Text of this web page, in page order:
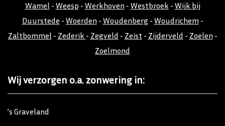
Wamel - Weesp - Werkhoven - Westbroek - Wijk bij
Duurstede - Woerden - Woudenberg - Woudrichem -
Zaltbommel - Zederik - Zegveld - Zeist- Zijderveld - Zoelen -
Zoelmond
Wij verzorgen o.a. zonwering in:
’s Graveland